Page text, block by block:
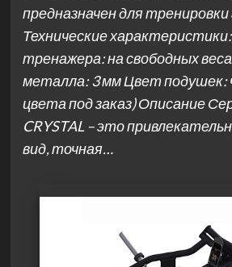
предназначен для
Технические
тренажера: на свободных
металла: 3 мм Цвет подушек:
цвета под заказ) Описание
CRYSTAL – это
вид, точная…